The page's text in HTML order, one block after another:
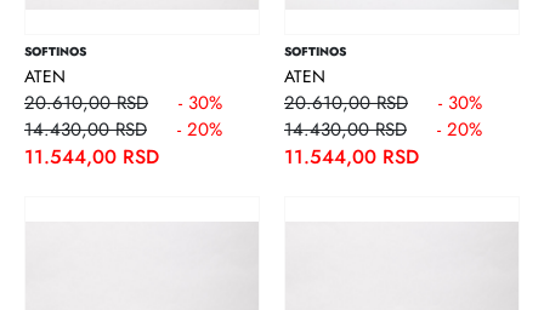
SOFTINOS
ATEN
20.610,00 RSD
- 30%
14.430,00 RSD
- 20%
11.544,00 RSD
SOFTINOS
ATEN
20.610,00 RSD
- 30%
14.430,00 RSD
- 20%
11.544,00 RSD